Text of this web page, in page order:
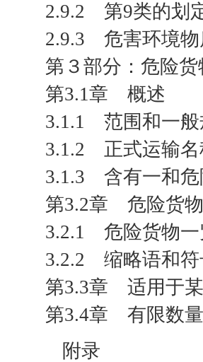
2.9.2 第9类的划
2.9.3 危害环境物
第３部分：危险
第3.1章 概述
3.1.1 范围和一般
3.1.2 正式运输名
3.1.3 含有一和危
第3.2章 危险货
3.2.1 危险货物一
3.2.2 缩略语和符
第3.3章 适用于
第3.4章 有限数
附录